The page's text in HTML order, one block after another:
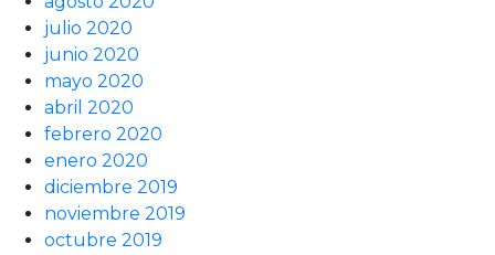
julio 2020
junio 2020
mayo 2020
abril 2020
febrero 2020
enero 2020
diciembre 2019
noviembre 2019
octubre 2019